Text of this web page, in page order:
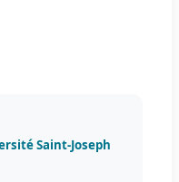
Saint-Joseph